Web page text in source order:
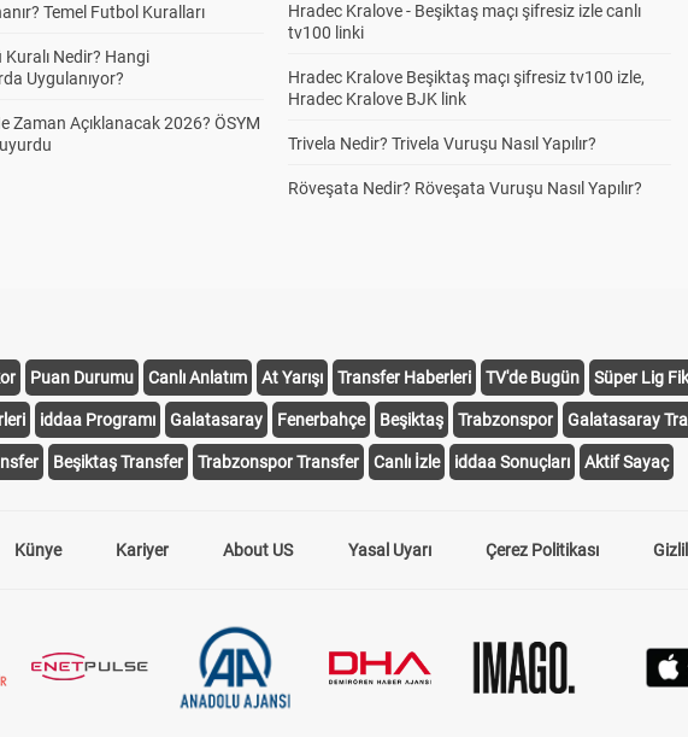
Temel Futbol Kuralları
Nedir? Hangi
Uygulanıyor?
Zaman Açıklanacak 2026? ÖSYM
Hradec Kralove - Beşiktaş maçı şifresiz izle canlı
tv100 linki
Hradec Kralove Beşiktaş maçı şifresiz tv100 izle,
Hradec Kralove BJK link
Trivela Nedir? Trivela Vuruşu Nasıl Yapılır?
Röveşata Nedir? Röveşata Vuruşu Nasıl Yapılır?
Puan Durumu Canlı Anlatım At Yarışı Transfer Haberleri TV'de Bugün Süper Lig
iddaa Programı Galatasaray Fenerbahçe Beşiktaş Trabzonspor Galatasaray
Beşiktaş Transfer Trabzonspor Transfer Canlı İzle iddaa Sonuçları Aktif Sayaç
Künye Kariyer About US Yasal Uyarı Çerez Politikası